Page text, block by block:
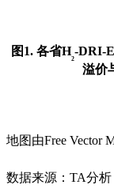
图1. 各省H₂-DRI-
溢价
地图由Free Vector
数据来源： TA分析